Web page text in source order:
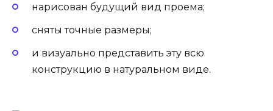
нарисован будущий вид проема;
сняты точные размеры;
и визуально представить эту всю
конструкцию в натуральном виде.